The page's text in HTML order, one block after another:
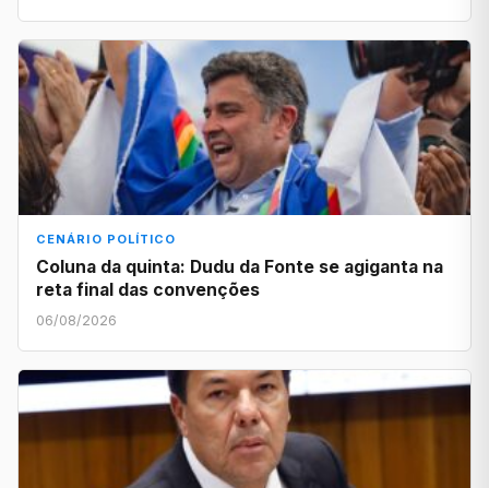
CENÁRIO POLÍTICO
Coluna da quinta: Dudu da Fonte se agiganta na
reta final das convenções
06/08/2026